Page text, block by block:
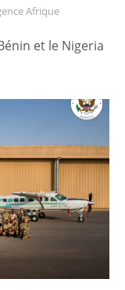
Afrique
et le Nigeria